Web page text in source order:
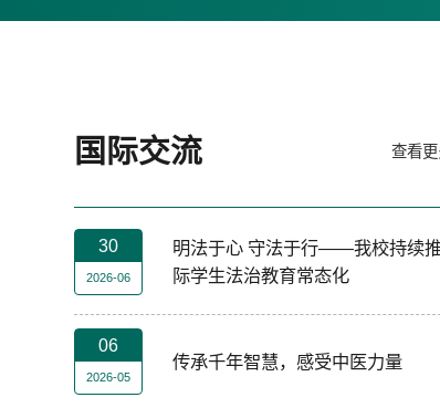
国际交流 查看
30
2026-06
明法于心 守法于行——我校持续
际学生法治教育常态化
06
2026-05
传承千年智慧，感受中医力量